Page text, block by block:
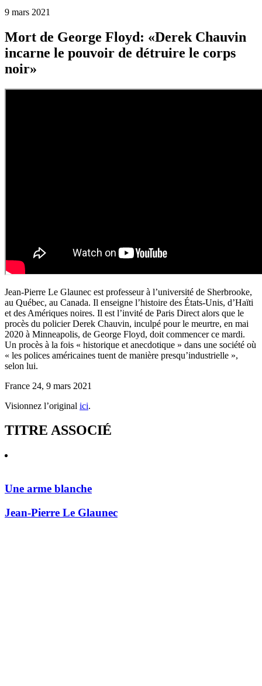
9 mars 2021
Mort de George Floyd: «Derek Chauvin
incarne le pouvoir de détruire le corps
noir»
Jean-Pierre Le Glaunec est professeur à l’université de Sherbrooke,
au Québec, au Canada. Il enseigne l’histoire des États-Unis, d’Haïti
et des Amériques noires. Il est l’invité de Paris Direct alors que le
procès du policier Derek Chauvin, inculpé pour le meurtre, en mai
2020 à Minneapolis, de George Floyd, doit commencer ce mardi.
Un procès à la fois « historique et anecdotique » dans une société où
« les polices américaines tuent de manière presqu’industrielle »,
selon lui.
France 24, 9 mars 2021
Visionnez l’original ici.
TITRE ASSOCIÉ
Une arme blanche
Jean-Pierre Le Glaunec